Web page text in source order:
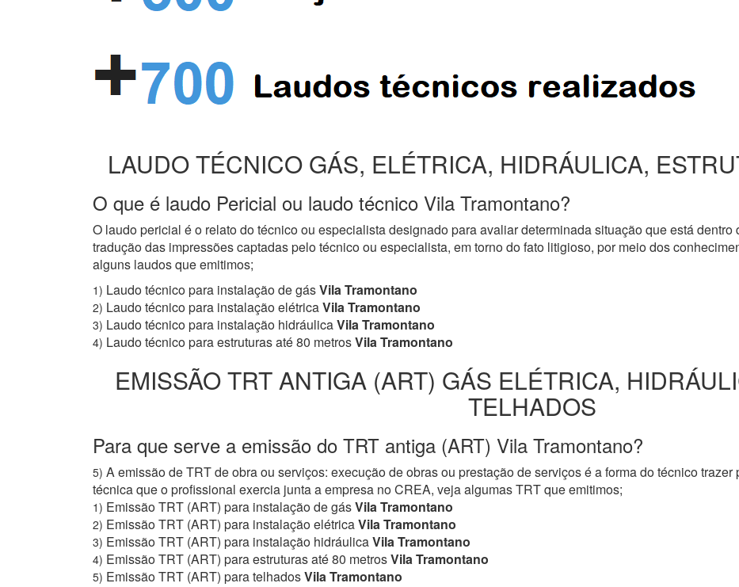
LAUDO TÉCNICO GÁS, ELÉTRICA, HIDRÁULICA,
O que é laudo Pericial ou laudo técnico Vila Tramontano?
O laudo pericial é o relato do técnico ou especialista designado para avaliar determinada situação que está
tradução das impressões captadas pelo técnico ou especialista, em torno do fato litigioso, por meio dos
alguns laudos que emitimos;
1) Laudo técnico para instalação de gásVila Tramontano
2) Laudo técnico para instalação elétricaVila Tramontano
3) Laudo técnico para instalação hidráulicaVila Tramontano
4) Laudo técnico para estruturas até 80 metrosVila Tramontano
EMISSÃO TRT ANTIGA (ART) GÁS ELÉTRICA,
TELHADOS
Para que serve a emissão do TRT antiga (ART) Vila Tramontano?
5) A emissão de TRT de obra ou serviços: execução de obras ou prestação de serviços é a forma do técnico
técnica que o profissional exercia junta a empresa no CREA, veja algumas TRT que emitimos;
1) Emissão TRT (ART) para instalação de gásVila Tramontano
2) Emissão TRT (ART) para instalação elétricaVila Tramontano
3) Emissão TRT (ART) para instalação hidráulicaVila Tramontano
4) Emissão TRT (ART) para estruturas até 80 metrosVila Tramontano
5) Emissão TRT (ART) para telhadosVila Tramontano